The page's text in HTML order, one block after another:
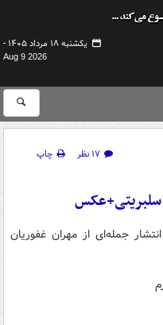
یکشنبه ۱۸ مرداد ۱۴۰۵ -
Aug 9 2026
۱۷ نظر
چاپ
جمله‌ای از ‏مهران غفوریان